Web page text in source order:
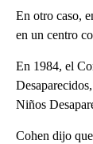
En otro caso,
en un centro
En 1984, el
Niños
Cohen dijo